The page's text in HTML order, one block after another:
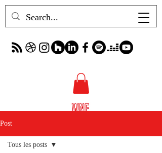
Post
Tous les posts